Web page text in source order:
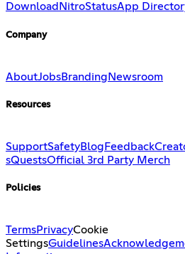
Download NitroStatusApp
Company
AboutJobsBranding Newsroom
Resources
SupportSafetyBlog Feedback
sQuestsOfficial 3rd Party Merch
Policies
TermsPrivacyCookie
SettingsGuidelines